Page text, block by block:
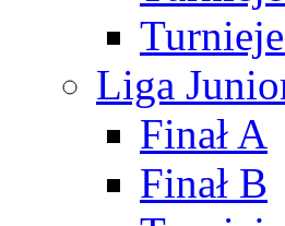
Liga
Finał A
Finał B